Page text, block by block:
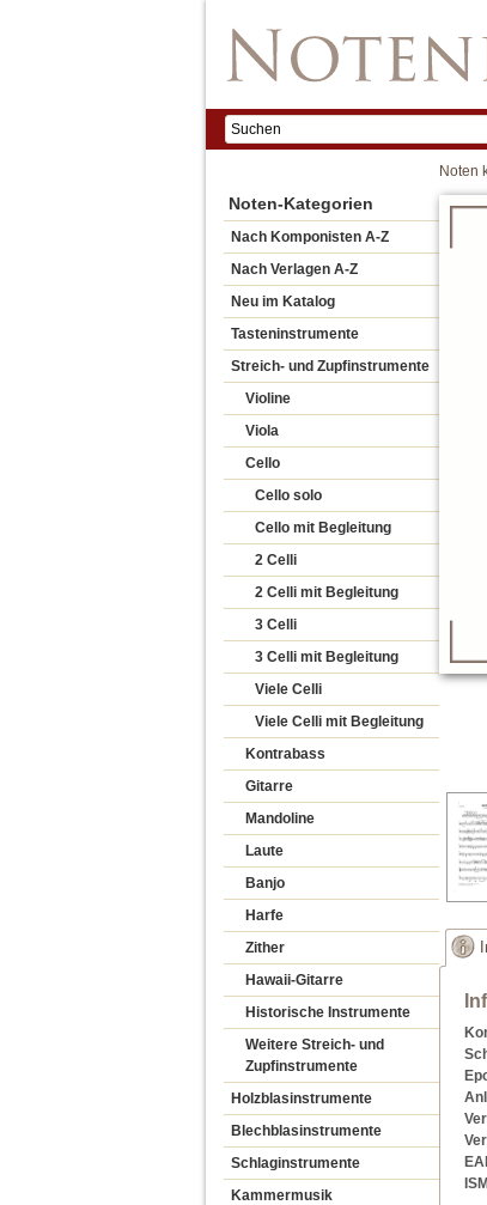
Noten-Kategorien
Nach Komponisten A-Z
Nach Verlagen A-Z
Neu im Katalog
Tasteninstrumente
Streich- und Zupfinstrumente
Violine
Viola
Cello
Cello solo
Cello mit Begleitung
2 Celli
2 Celli mit Begleitung
3 Celli
3 Celli mit Begleitung
Viele Celli
Viele Celli mit Begleitung
Kontrabass
Gitarre
Mandoline
Laute
Banjo
Harfe
Zither
Hawaii-Gitarre
Historische Instrumente
Weitere Streich- und
Zupfinstrumente
Holzblasinstrumente
Blechblasinstrumente
Schlaginstrumente
Kammermusik
Noten